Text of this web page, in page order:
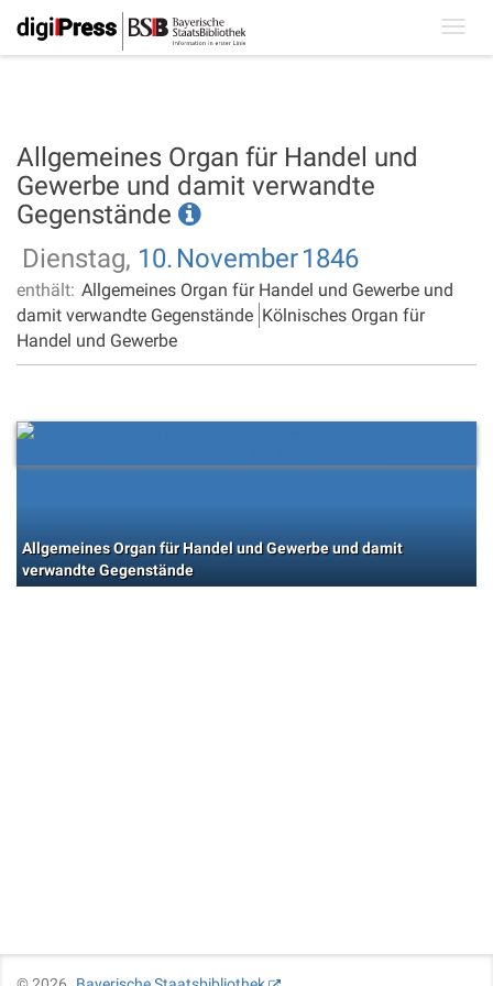
Allgemeines Organ für Handel und
Gewerbe und damit verwandte
Gegenstände
Dienstag, 10. November1846
enthält: Allgemeines Organ für Handel und Gewerbe und
damit verwandte Gegenstände Kölnisches Organ für
Handel und Gewerbe
Allgemeines Organ für Handel und Gewerbe und damit
verwandte Gegenstände